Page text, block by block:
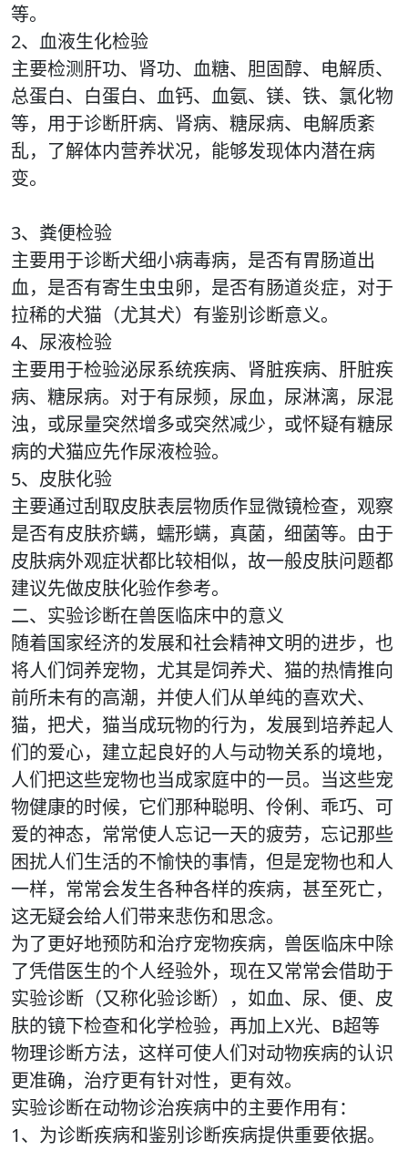
等。
2、血液生化检验
主要检测肝功、肾功、血糖、胆固醇、电解质、
总蛋白、白蛋白、血钙、血氨、镁、铁、氯化物
等，用于诊断肝病、肾病、糖尿病、电解质紊
乱，了解体内营养状况，能够发现体内潜在病
变。
3、粪便检验
主要用于诊断犬细小病毒病，是否有胃肠道出
血，是否有寄生虫虫卵，是否有肠道炎症，对于
拉稀的犬猫（尤其犬）有鉴别诊断意义。
4、尿液检验
主要用于检验泌尿系统疾病、肾脏疾病、肝脏疾
病、糖尿病。对于有尿频，尿血，尿淋漓，尿混
浊，或尿量突然增多或突然减少，或怀疑有糖尿
病的犬猫应先作尿液检验。
5、皮肤化验
主要通过刮取皮肤表层物质作显微镜检查，观察
是否有皮肤疥螨，蠕形螨，真菌，细菌等。由于
皮肤病外观症状都比较相似，故一般皮肤问题都
建议先做皮肤化验作参考。
二、实验诊断在兽医临床中的意义
随着国家经济的发展和社会精神文明的进步，也
将人们饲养宠物，尤其是饲养犬、猫的热情推向
前所未有的高潮，并使人们从单纯的喜欢犬、
猫，把犬，猫当成玩物的行为，发展到培养起人
们的爱心，建立起良好的人与动物关系的境地，
人们把这些宠物也当成家庭中的一员。当这些宠
物健康的时候，它们那种聪明、伶俐、乖巧、可
爱的神态，常常使人忘记一天的疲劳，忘记那些
困扰人们生活的不愉快的事情，但是宠物也和人
一样，常常会发生各种各样的疾病，甚至死亡，
这无疑会给人们带来悲伤和思念。
为了更好地预防和治疗宠物疾病，兽医临床中除
了凭借医生的个人经验外，现在又常常会借助于
实验诊断（又称化验诊断），如血、尿、便、皮
肤的镜下检查和化学检验，再加上X光、B超等
物理诊断方法，这样可使人们对动物疾病的认识
更准确，治疗更有针对性，更有效。
实验诊断在动物诊治疾病中的主要作用有：
1、为诊断疾病和鉴别诊断疾病提供重要依据。